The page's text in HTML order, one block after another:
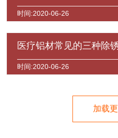
时间:2020-06-26
医疗铝材常见的三种除
时间:2020-06-26
加载